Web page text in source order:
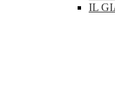
IL